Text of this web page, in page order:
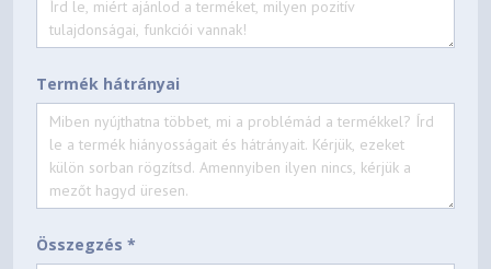
Hardveres szinkalibráció
Nem
Dynamic Action Sync
Igen
Feketestabilizátor
Igen
Célkereszt funkció
Termék hátrányai
Összegzés *